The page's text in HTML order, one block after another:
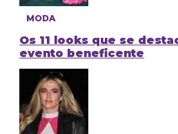
MODA
Os 11 looks que se
evento beneficente